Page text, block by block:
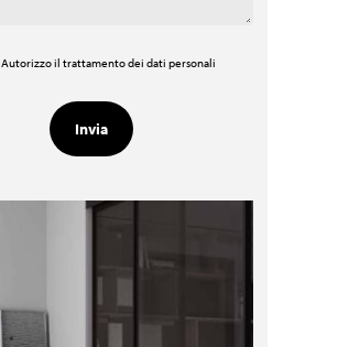
Autorizzo il trattamento dei dati personali